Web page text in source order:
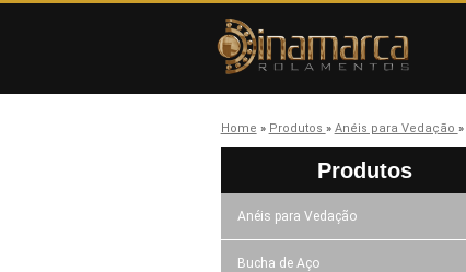
Home » Produtos » Anéis para Vedação »
Produtos
Anéis para Vedação
Bucha de Aço